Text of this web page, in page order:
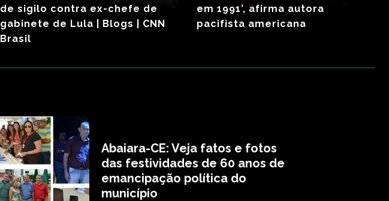
de sigilo contra ex-chefe de
gabinete de Lula | Blogs | CNN
Brasil
em 1991’, afirma autora
pacifista americana
Abaiara-CE: Veja fatos e fotos
das festividades de 60 anos de
emancipação política do
município